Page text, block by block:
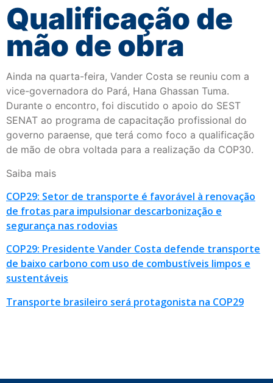
Qualificação de
mão de obra
Ainda na quarta-feira, Vander Costa se reuniu com a
vice-governadora do Pará, Hana Ghassan Tuma.
Durante o encontro, foi discutido o apoio do SEST
SENAT ao programa de capacitação profissional do
governo paraense, que terá como foco a qualificação
de mão de obra voltada para a realização da COP30.
Saiba mais
COP29: Setor de transporte é favorável à renovação
de frotas para impulsionar descarbonização e
segurança nas rodovias
COP29: Presidente Vander Costa defende transporte
de baixo carbono com uso de combustíveis limpos e
sustentáveis
Transporte brasileiro será protagonista na COP29